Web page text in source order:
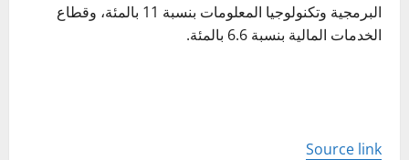
البرمجية وتكنولوجيا المعلومات بنسبة 11 بالمئة، وقطاع
الخدمات المالية بنسبة 6.6 بالمئة.
Source link